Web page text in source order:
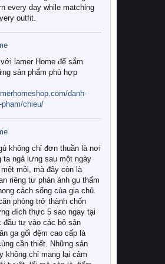
every day while matching
outfit.
lamer Home để sắm
sản phẩm phù hợp
danh-
chieu/
không chỉ đơn thuần là nơi
ta ngả lưng sau một ngày
mệt mỏi, mà đây còn là
riêng tư phản ánh gu thẩm
cách sống của gia chủ.
phòng trở thành chốn
đích thực 5 sao ngay tại
đầu tư vào các bộ sản
ga gối đệm cao cấp là
cần thiết. Những sản
không chỉ mang lại cảm